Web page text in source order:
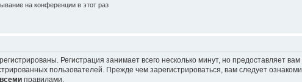
на конференции в этот раз
Регистрация занимает всего несколько минут, но предоставляет
пользователей. Прежде чем зарегистрироваться, вам следует
всеми правилами.